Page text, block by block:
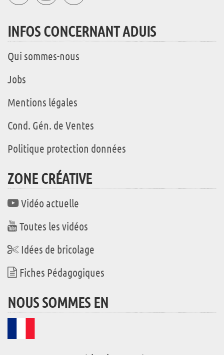
INFOS CONCERNANT ADUIS
Qui sommes-nous
Jobs
Mentions légales
Cond. Gén. de Ventes
Politique protection données
ZONE CRÉATIVE
Vidéo actuelle
Toutes les vidéos
Idées de bricolage
Fiches Pédagogiques
NOUS SOMMES EN